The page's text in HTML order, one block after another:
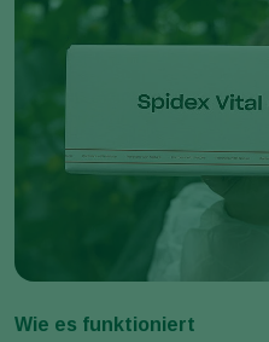
Wie es funktioniert